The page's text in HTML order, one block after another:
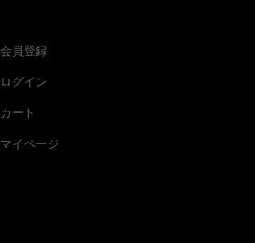
会員登録
ログイン
カート
マイページ